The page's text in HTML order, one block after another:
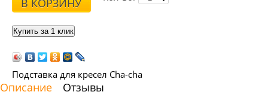
В КОРЗИНУ
Подставка для кресел Cha-cha
Описание Отзывы